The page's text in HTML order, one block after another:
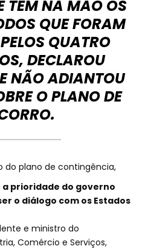
TEM NA MÃO OS
QUE FORAM
QUATRO
DECLAROU
NÃO ADIANTOU
O PLANO DE
do plano de contingência,
prioridade do governo
o diálogo com os Estados
e ministro do
Comércio e Serviços,